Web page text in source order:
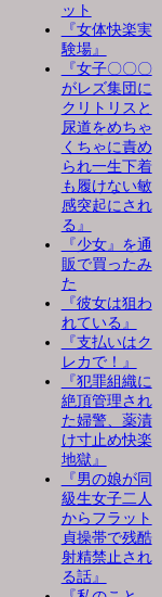
ット
『女体快楽実
験場』
『女子〇〇〇
がレズ集団に
クリトリスと
尿道をめちゃ
くちゃに責め
られ一生下着
も履けない敏
感突起にされ
る』
『少女』を通
販で買ったみ
た
『彼女は狙わ
れている』
『支払いはク
レカで！』
『犯罪組織に
絶頂管理され
た婦警、薬漬
け寸止め快楽
地獄』
『男の娘が同
級生女子二人
からフラット
貞操帯で残酷
射精禁止され
る話』